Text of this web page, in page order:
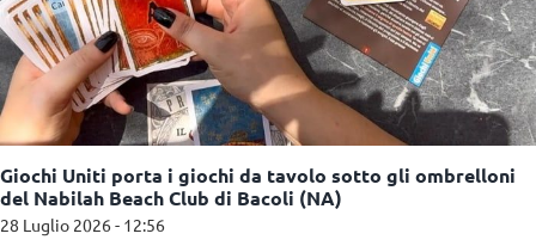
Giochi Uniti porta i giochi da tavolo sotto gli ombrelloni
del Nabilah Beach Club di Bacoli (NA)
28 Luglio 2026 - 12:56